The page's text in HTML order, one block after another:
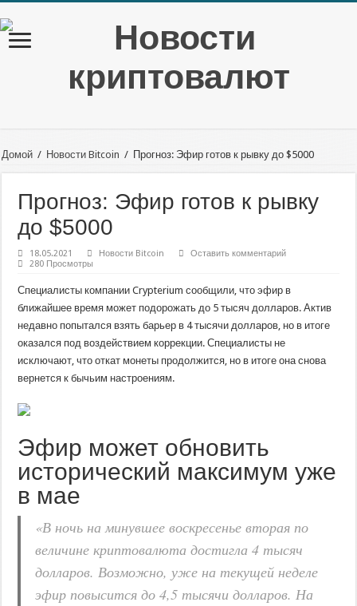
Домой / Новости Bitcoin / Прогноз: Эфир готов к рывку до $5000
Прогноз: Эфир готов к рывку
до $5000
18.05.2021 Новости Bitcoin
Оставить комментарий
280 Просмотры
Специалисты компании Crypterium сообщили, что эфир в
ближайшее время может подорожать до 5 тысяч долларов. Актив
недавно попытался взять барьер в 4 тысячи долларов, но в итоге
оказался под воздействием коррекции. Специалисты не
исключают, что откат монеты продолжится, но в итоге она снова
вернется к бычьим настроениям.
Эфир может обновить
исторический максимум уже
в мае
«В ночь на минувшее воскресенье вторая по
величине криптовалюта достигла 4 тысяч
долларов. Возможно, уже на текущей неделе
эфир повысится до 4,5 тысячи долларов. На